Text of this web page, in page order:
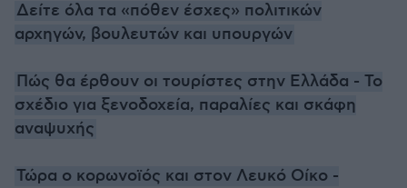
Δείτε όλα τα «πόθεν έσχες» πολιτικών
αρχηγών, βουλευτών και υπουργών
Πώς θα έρθουν οι τουρίστες στην Ελλάδα - Το
σχέδιο για ξενοδοχεία, παραλίες και σκάφη
αναψυχής
Τώρα ο κορωνοϊός και στον Λευκό Οίκο -